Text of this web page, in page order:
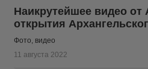
Наикрутейшее видео от
открытия
Фото, видео
11 августа 2022